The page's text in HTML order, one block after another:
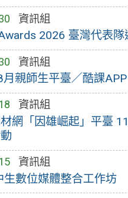
資訊組
2026 臺灣代表隊
資訊組
親師生平臺／酷課APP
資訊組
網「因雄崛起」平臺
資訊組
生數位媒體整合工作坊